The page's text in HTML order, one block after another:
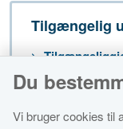
Tilgængelig
Du
Vi bruger cookies til